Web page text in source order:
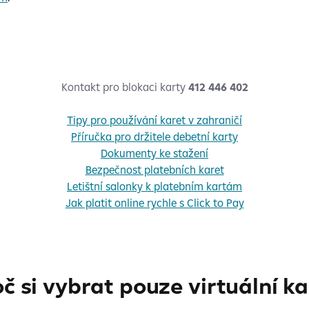
Kontakt pro blokaci karty 412 446 402
Tipy pro používání karet v zahraničí
Příručka pro držitele debetní karty
Dokumenty ke stažení
Bezpečnost platebních karet
Letištní salonky k platebním kartám
Jak platit online rychle s Click to Pay
si vybrat pouze virtuální